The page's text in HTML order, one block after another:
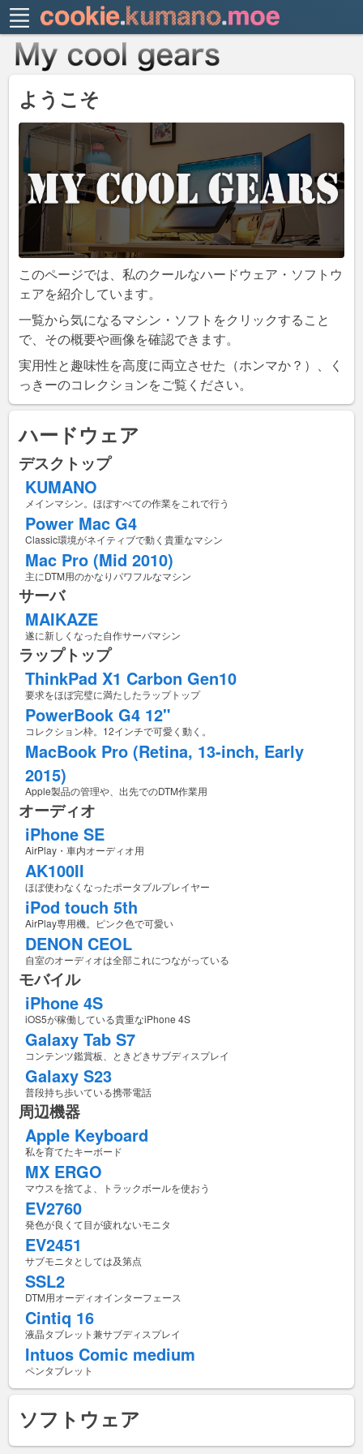
ようこそ
このページでは、私のクールなハードウェア・ソフトウ
ェアを紹介しています。
一覧から気になるマシン・ソフトをクリックすること
で、その概要や画像を確認できます。
実用性と趣味性を高度に両立させた（ホンマか？）、く
っきーのコレクションをご覧ください。
ハードウェア
デスクトップ
KUMANO
メインマシン。ほぼすべての作業をこれで行う
Power Mac G4
Classic環境がネイティブで動く貴重なマシン
Mac Pro (Mid 2010)
主にDTM用のかなりパワフルなマシン
サーバ
MAIKAZE
遂に新しくなった自作サーバマシン
ラップトップ
ThinkPad X1 Carbon Gen10
要求をほぼ完璧に満たしたラップトップ
PowerBook G4 12"
コレクション枠。12インチで可愛く動く。
MacBook Pro (Retina, 13-inch, Early
2015)
Apple製品の管理や、出先でのDTM作業用
オーディオ
iPhone SE
AirPlay・車内オーディオ用
AK100II
ほぼ使わなくなったポータブルプレイヤー
iPod touch 5th
AirPlay専用機。ピンク色で可愛い
DENON CEOL
自室のオーディオは全部これにつながっている
モバイル
iPhone 4S
iOS5が稼働している貴重なiPhone 4S
Galaxy Tab S7
コンテンツ鑑賞板、ときどきサブディスプレイ
Galaxy S23
普段持ち歩いている携帯電話
周辺機器
Apple Keyboard
私を育てたキーボード
MX ERGO
マウスを捨てよ、トラックボールを使おう
EV2760
発色が良くて目が疲れないモニタ
EV2451
サブモニタとしては及第点
SSL2
DTM用オーディオインターフェース
Cintiq 16
液晶タブレット兼サブディスプレイ
Intuos Comic medium
ペンタブレット
ソフトウェア